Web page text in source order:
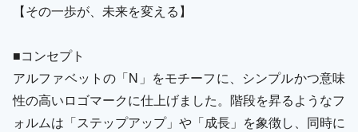
【その一歩が、未来を変える】
■コンセプト
アルファベットの「N」をモチーフに、シンプルかつ意味
性の高いロゴマークに仕上げました。階段を昇るようなフ
ォルムは「ステップアップ」や「成長」を象徴し、同時に